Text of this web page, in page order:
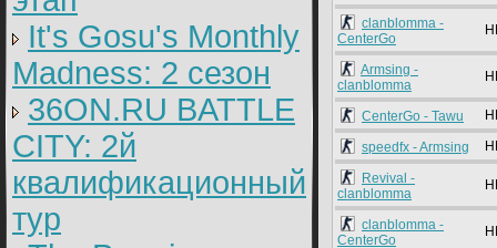
It's Gosu's Monthly
Madness: 2 сезон
36ON.RU BATTLE
CITY: 2й
квалификационный
тур
clanblomma -
CenterGo
Armsing -
clanblomma
CenterGo - Tawu
speedfx - Armsing
Revival -
clanblomma
clanblomma -
CenterGo